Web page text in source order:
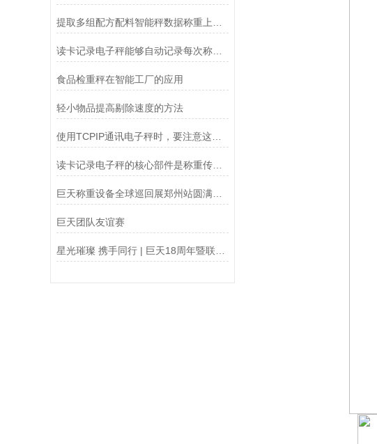
读卡记录电子秤能够自动记录每次称重的数据
食品检重秤在智能工厂的应用
轻小物品提高剔除速度的方法
使用TCPIP通讯电子秤时，要注意这些！
读卡记录电子秤的核心部件是称重传感器
巨天称重设备全球巡回展郑州站圆满结束
巨天团队友谊赛